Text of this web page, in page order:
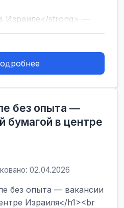
Израиле</strong> —
запросов среди
без опыта —
бумагой в центре
02.04.2026
без опыта — вакансии
Израиля</h1><br